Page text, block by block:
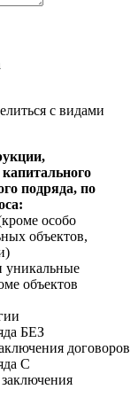
с видами
подряда, по
особо
объектов,
уникальные
объектов
БЕЗ
договоров
С